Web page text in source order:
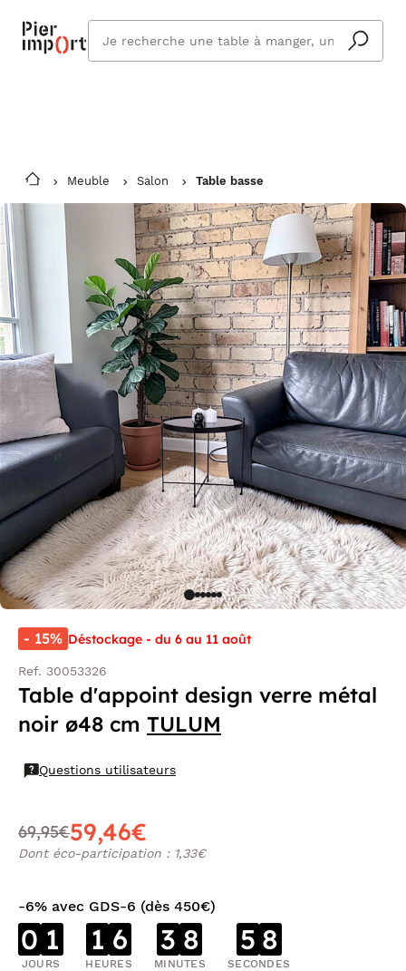
Vous êtes absent ? Pier Import s'adapte
et vous livre à votre retour.
En savoir plus
cherchez
vous ?
Meuble Salon Table basse
- 15% Déstockage - du 6 au 11 août
Ref. 30053326
Table d'appoint design verre métal
noir ø48 cm TULUM
Questions utilisateurs
69,95€59,46€
Dont éco-participation : 1,33€
-6% avec GDS-6 (dès 450€)
0 1
JOURS
1 6
HEURES
3 8
MINUTES
5 8
SECONDES